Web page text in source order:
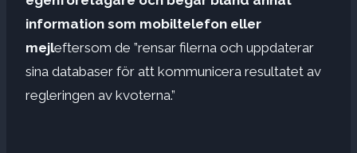
information som mobiltelefon eller
mejleftersom de ”rensar filerna och uppdaterar
sina databaser för att kommunicera resultatet av
regleringen av kvoterna.”